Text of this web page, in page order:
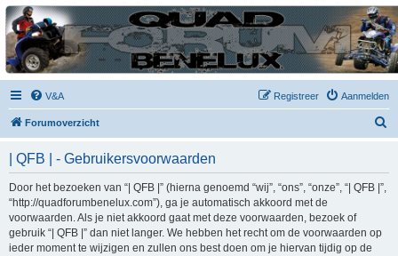
| QFB |
Hét quadforum van de Benelux
V&A Aanmelden
Registreer
Forumoverzicht
| QFB | - Gebruikersvoorwaarden
Door het bezoeken van “| QFB |” (hierna genoemd “wij”, “ons”, “onze”, “| QFB |”,
“http://quadforumbenelux.com”), ga je automatisch akkoord met de
voorwaarden. Als je niet akkoord gaat met deze voorwaarden, bezoek of
gebruik “| QFB |” dan niet langer. We hebben het recht om de voorwaarden op
ieder moment te wijzigen en zullen ons best doen om je hiervan tijdig op de